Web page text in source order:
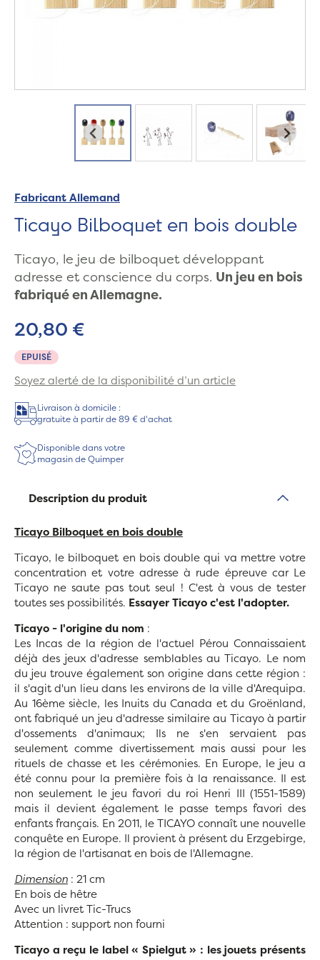
Fabricant Allemand
Ticayo Bilboquet en bois double
Ticayo, le jeu de bilboquet développant
adresse et conscience du corps. Un jeu en bois
fabriqué en Allemagne.
EPUISÉ
20,80 €
Soyez alerté de la disponibilité d’un article
Livraison à domicile :
gratuite à partir de 89 € d'achat
Disponible dans votre
magasin de Quimper
Description du produit
Ticayo Bilboquet en bois double
Ticayo, le bilboquet en bois double qui va mettre votre
concentration et votre adresse à rude épreuve car Le
Ticayo ne saute pas tout seul ! C'est à vous de tester
toutes ses possibilités. Essayer Ticayo c'est l'adopter.
Ticayo - l'origine du nom :
Les Incas de la région de l'actuel Pérou Connaissaient
déjà des jeux d'adresse semblables au Ticayo. Le nom
du jeu trouve également son origine dans cette région :
il s'agit d'un lieu dans les environs de la ville d'Arequipa.
Au 16ème siècle, les Inuits du Canada et du Groënland,
ont fabriqué un jeu d'adresse similaire au Ticayo à partir
d'ossements d'animaux; Ils ne s'en servaient pas
seulement comme divertissement mais aussi pour les
rituels de chasse et les cérémonies. En Europe, le jeu a
été connu pour la première fois à la renaissance. Il est
non seulement le jeu favori du roi Henri III (1551-1589)
mais il devient également le passe temps favori des
enfants français. En 2011, le TICAYO connaît une nouvelle
conquête en Europe. Il provient à présent du Erzgebirge,
la région de l'artisanat en bois de l'Allemagne.
Dimension : 21 cm
En bois de hêtre
Avec un livret Tic-Trucs
Attention : support non fourni
Ticayo a reçu le label « Spielgut » : les jouets présents